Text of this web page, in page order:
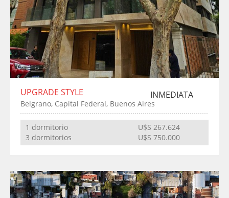
UPGRADE STYLE INMEDIATA
Belgrano, Capital Federal, Buenos Aires
1 dormitorio
U$S 267.624
3 dormitorios
U$S 750.000